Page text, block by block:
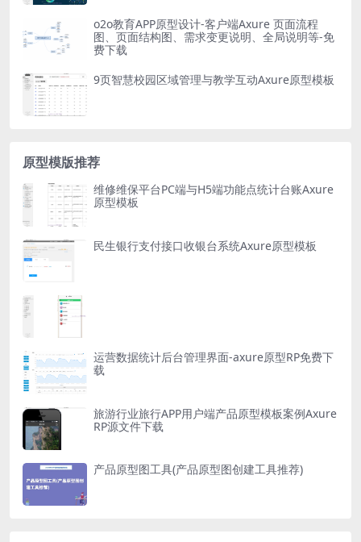
o2o教育APP原型设计-客户端Axure 页面流程
图、页面结构图、需求变更说明、全局说明等-免
费下载
9页智慧校园区域管理与教学互动Axure原型模板
原型模版推荐
维修维保平台PC端与H5端功能点统计台账Axure
原型模板
民生银行支付接口收银台系统Axure原型模板
运营数据统计后台管理界面-axure原型RP免费下
载
旅游行业旅行APP用户端产品原型模板案例Axure
RP源文件下载
产品原型图工具(产品原型图创建工具推荐)